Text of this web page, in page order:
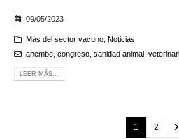
09/05/2023
Más del sector vacuno, Noticias
anembe, congreso, sanidad animal,
LEER MÁS...
1 2